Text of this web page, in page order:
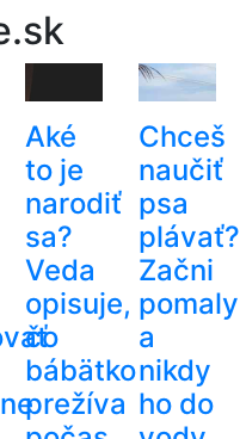
Aké
to je
narodiť
sa?
Veda
opisuje,
čo
bábätko
prežíva
Chceš
naučiť
psa
plávať?
Začni
pomaly
a
nikdy
ho do